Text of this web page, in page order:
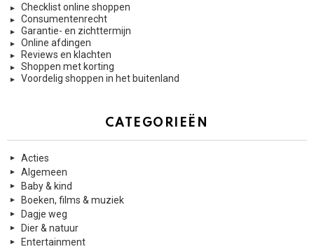
Checklist online shoppen
Consumentenrecht
Garantie- en zichttermijn
Online afdingen
Reviews en klachten
Shoppen met korting
Voordelig shoppen in het buitenland
CATEGORIEËN
Acties
Algemeen
Baby & kind
Boeken, films & muziek
Dagje weg
Dier & natuur
Entertainment